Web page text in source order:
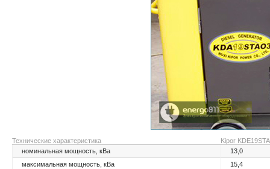
Технические характеристика
Kipor
номинальная мощность, кВа
13,0
максимальная мощность, кВа
15,4